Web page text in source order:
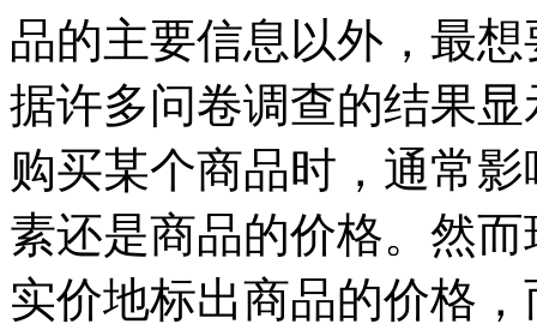
品的主要信息以外，最
据许多问卷调查的结果
购买某个商品时，通常
素还是商品的价格。然
实价地标出商品的价格